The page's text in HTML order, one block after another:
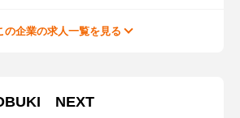
の企業の求人一覧を見る
NEXT